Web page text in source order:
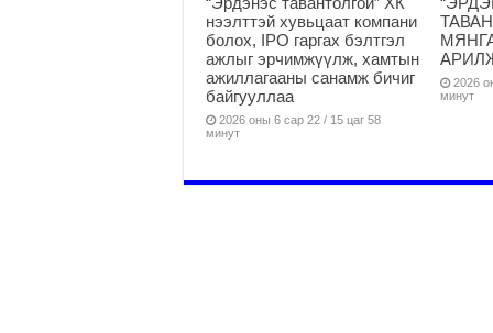
нээлттэй хувьцаат компани
болох, IPO гаргах бэлтгэл
ажлыг эрчимжүүлж, хамтын
ажиллагааны санамж бичиг
байгууллаа
2026 оны 6 сар 22 / 15 цаг 58
минут
2026
минут